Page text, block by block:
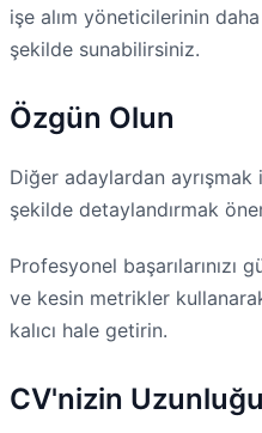
işe alım yöneticilerinin
şekilde sunabilirsiniz.
Özgün Olun
Diğer adaylardan
şekilde detaylandırmak
Profesyonel
ve kesin metrikler
kalıcı hale getirin.
CV'nizin